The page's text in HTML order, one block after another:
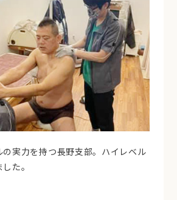
実力を持つ長野支部。ハイレベル
た。